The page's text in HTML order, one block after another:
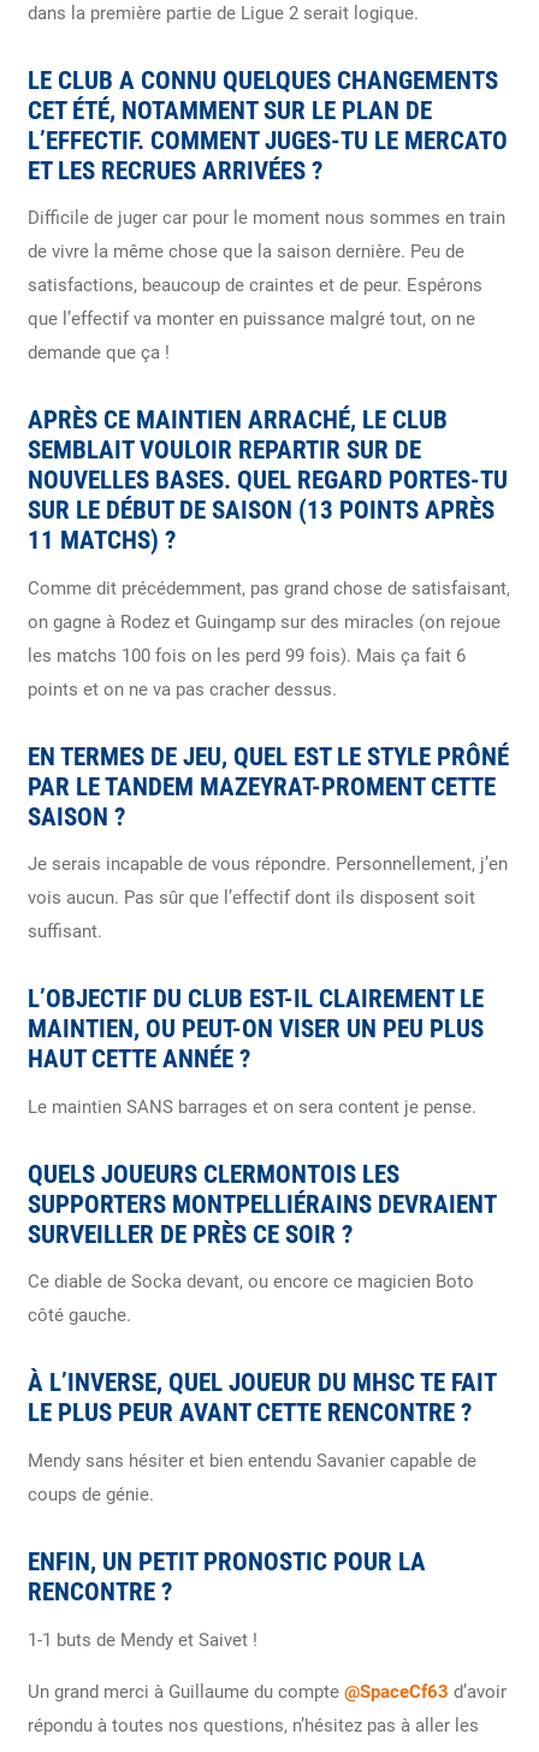
dans la première partie de Ligue 2 serait logique.
LE CLUB A CONNU QUELQUES CHANGEMENTS
CET ÉTÉ, NOTAMMENT SUR LE PLAN DE
L’EFFECTIF. COMMENT JUGES-TU LE MERCATO
ET LES RECRUES ARRIVÉES ?
Difficile de juger car pour le moment nous sommes en train
de vivre la même chose que la saison dernière. Peu de
satisfactions, beaucoup de craintes et de peur. Espérons
que l’effectif va monter en puissance malgré tout, on ne
demande que ça !
APRÈS CE MAINTIEN ARRACHÉ, LE CLUB
SEMBLAIT VOULOIR REPARTIR SUR DE
NOUVELLES BASES. QUEL REGARD PORTES-TU
SUR LE DÉBUT DE SAISON (13 POINTS APRÈS
11 MATCHS) ?
Comme dit précédemment, pas grand chose de satisfaisant,
on gagne à Rodez et Guingamp sur des miracles (on rejoue
les matchs 100 fois on les perd 99 fois). Mais ça fait 6
points et on ne va pas cracher dessus.
EN TERMES DE JEU, QUEL EST LE STYLE PRÔNÉ
PAR LE TANDEM MAZEYRAT-PROMENT CETTE
SAISON ?
Je serais incapable de vous répondre. Personnellement, j’en
vois aucun. Pas sûr que l’effectif dont ils disposent soit
suffisant.
L’OBJECTIF DU CLUB EST-IL CLAIREMENT LE
MAINTIEN, OU PEUT-ON VISER UN PEU PLUS
HAUT CETTE ANNÉE ?
Le maintien SANS barrages et on sera content je pense.
QUELS JOUEURS CLERMONTOIS LES
SUPPORTERS MONTPELLIÉRAINS DEVRAIENT
SURVEILLER DE PRÈS CE SOIR ?
Ce diable de Socka devant, ou encore ce magicien Boto
côté gauche.
À L’INVERSE, QUEL JOUEUR DU MHSC TE FAIT
LE PLUS PEUR AVANT CETTE RENCONTRE ?
Mendy sans hésiter et bien entendu Savanier capable de
coups de génie.
ENFIN, UN PETIT PRONOSTIC POUR LA
RENCONTRE ?
1-1 buts de Mendy et Saivet !
Un grand merci à Guillaume du compte @SpaceCf63 d’avoir
répondu à toutes nos questions, n’hésitez pas à aller les